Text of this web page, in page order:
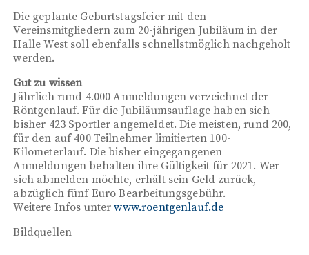
Die geplante Geburtstagsfeier mit den
Vereinsmitgliedern zum 20-jährigen Jubiläum in der
Halle West soll ebenfalls schnellstmöglich nachgeholt
werden.
Gut zu wissen
Jährlich rund 4.000 Anmeldungen verzeichnet der
Röntgenlauf. Für die Jubiläumsauflage haben sich
bisher 423 Sportler angemeldet. Die meisten, rund 200,
für den auf 400 Teilnehmer limitierten 100-
Kilometerlauf. Die bisher eingegangenen
Anmeldungen behalten ihre Gültigkeit für 2021. Wer
sich abmelden möchte, erhält sein Geld zurück,
abzüglich fünf Euro Bearbeitungsgebühr.
Weitere Infos unterwww.roentgenlauf.de
Bildquellen